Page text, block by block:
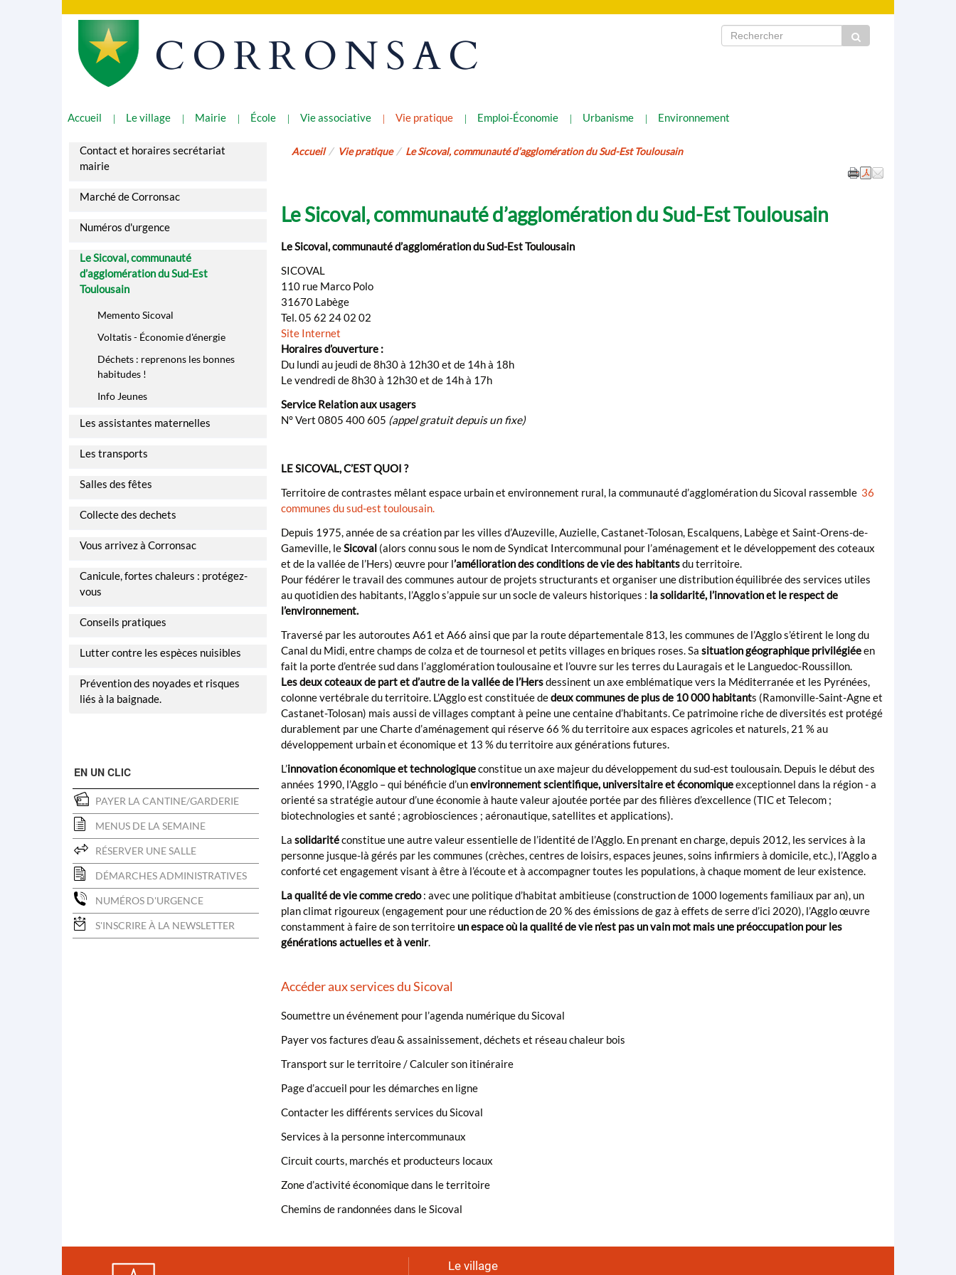
CORRONSAC
Accueil Le village Mairie École Vie associative Vie pratique Emploi-Économie Urbanisme Environnement
Accueil Vie pratique Le Sicoval, communauté d’agglomération du Sud-Est Toulousain
Le Sicoval, communauté d’agglomération du Sud-Est Toulousain
Le Sicoval, communauté d’agglomération du Sud-Est Toulousain
SICOVAL
110 rue Marco Polo
31670 Labège
Tel. 05 62 24 02 02
Site Internet
Horaires d’ouverture :
Du lundi au jeudi de 8h30 à 12h30 et de 14h à 18h
Le vendredi de 8h30 à 12h30 et de 14h à 17h
Service Relation aux usagers
N° Vert 0805 400 605 (appel gratuit depuis un fixe)
LE SICOVAL, C’EST QUOI ?
Territoire de contrastes mêlant espace urbain et environnement rural, la communauté d’agglomération du Sicoval rassemble 36
communes du sud-est toulousain.
Depuis 1975, année de sa création par les villes d’Auzeville, Auzielle, Castanet-Tolosan, Escalquens, Labège et Saint-Orens-de-
Gameville, leSicoval(alors connu sous le nom de Syndicat Intercommunal pour l’aménagement et le développement des coteaux
et de la vallée de l’Hers) œuvre pour l’amélioration des conditions de vie des habitantsdu territoire.
Pour fédérer le travail des communes autour de projets structurants et organiser une distribution équilibrée des services utiles
au quotidien des habitants, l’Agglo s’appuie sur un socle de valeurs historiques : la solidarité, l’innovation et le respect de
l’environnement.
Traversé par les autoroutes A61 et A66 ainsi que par la route départementale 813, les communes de l’Agglo s’étirent le long du
Canal du Midi, entre champs de colza et de tournesol et petits villages en briques roses. Sa situation géographique privilégiéeen
fait la porte d’entrée sud dans l’agglomération toulousaine et l’ouvre sur les terres du Lauragais et le Languedoc-Roussillon.
Les deux coteaux de part et d’autre de la vallée de l’Hersdessinent un axe emblématique vers la Méditerranée et les Pyrénées,
colonne vertébrale du territoire. L’Agglo est constituée dedeux communes de plus de 10 000 habitants (Ramonville-Saint-Agne et
Castanet-Tolosan) mais aussi de villages comptant à peine une centaine d’habitants. Ce patrimoine riche de diversités est protégé
durablement par une Charte d’aménagement qui réserve 66 % du territoire aux espaces agricoles et naturels, 21 % au
développement urbain et économique et 13 % du territoire aux générations futures.
L’innovation économique et technologiqueconstitue un axe majeur du développement du sud-est toulousain. Depuis le début des
années 1990, l’Agglo – qui bénéficie d’unenvironnement scientifique, universitaire et économiqueexceptionnel dans la région - a
orienté sa stratégie autour d’une économie à haute valeur ajoutée portée par des filières d’excellence (TIC et Telecom ;
biotechnologies et santé ; agrobiosciences ; aéronautique, satellites et applications).
La solidaritéconstitue une autre valeur essentielle de l’identité de l’Agglo. En prenant en charge, depuis 2012, les services à la
personne jusque-là gérés par les communes (crèches, centres de loisirs, espaces jeunes, soins infirmiers à domicile, etc.), l’Agglo a
conforté cet engagement visant à être à l’écoute et à accompagner toutes les populations, à chaque moment de leur existence.
La qualité de vie comme credo: avec une politique d’habitat ambitieuse (construction de 1000 logements familiaux par an), un
plan climat rigoureux (engagement pour une réduction de 20 % des émissions de gaz à effets de serre d’ici 2020), l’Agglo œuvre
constamment à faire de son territoire un espace où la qualité de vie n’est pas un vain mot mais une préoccupation pour les
générations actuelles et à venir.
Accéder aux services du Sicoval
Soumettre un événement pour l’agenda numérique du Sicoval
Payer vos factures d’eau & assainissement, déchets et réseau chaleur bois
Transport sur le territoire / Calculer son itinéraire
Page d’accueil pour les démarches en ligne
Contacter les différents services du Sicoval
Services à la personne intercommunaux
Circuit courts, marchés et producteurs locaux
Zone d’activité économique dans le territoire
Chemins de randonnées dans le Sicoval
Contact et horaires secrétariat
mairie
Marché de Corronsac
Numéros d'urgence
Le Sicoval, communauté
d’agglomération du Sud-Est
Toulousain
Memento Sicoval
Voltatis - Économie d'énergie
Déchets : reprenons les bonnes
habitudes !
Info Jeunes
Les assistantes maternelles
Les transports
Salles des fêtes
Collecte des dechets
Vous arrivez à Corronsac
Canicule, fortes chaleurs : protégez-
vous
Conseils pratiques
Lutter contre les espèces nuisibles
Prévention des noyades et risques
liés à la baignade.
EN UN CLIC
PAYER LA CANTINE/GARDERIE
MENUS DE LA SEMAINE
RÉSERVER UNE SALLE
DÉMARCHES ADMINISTRATIVES
NUMÉROS D'URGENCE
S'INSCRIRE À LA NEWSLETTER
Le village